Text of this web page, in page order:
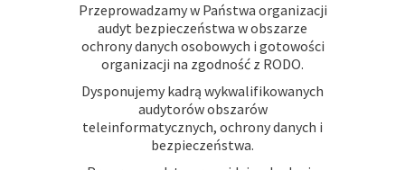
Przeprowadzamy w Państwa organizacji
audyt bezpieczeństwa w obszarze
ochrony danych osobowych i gotowości
organizacji na zgodność z RODO.
Dysponujemy kadrą wykwalifikowanych
audytorów obszarów
teleinformatycznych, ochrony danych i
bezpieczeństwa.